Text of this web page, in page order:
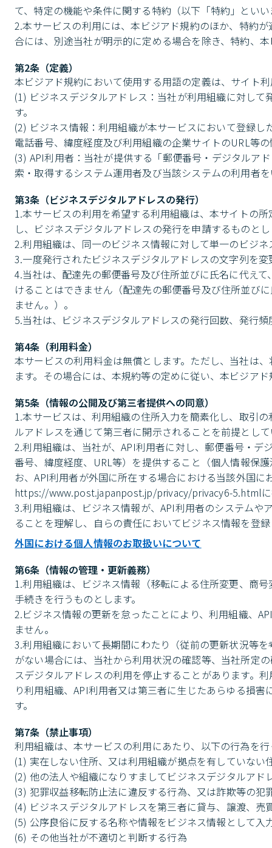
て、特定の機能や条件に関する特約（以下「特約」とい
2.本サービスの利用には、本ビジアド規約のほか、特約
合には、別途当社が明示的に定める場合を除き、特約、
第2条（定義）
本ビジアド規約において使用する用語の定義は、サイト
(1) ビジネスデジタルアドレス：当社が利用組織に対し
す。
(2) ビジネス情報：利用組織が本サービスにおいて登録
電話番号、緯度経度及び利用組織の企業サイトのURL等
(3) API利用者：当社が提供する「郵便番号・デジタルア
索・取得するシステム運用者及び当該システムの利用者
第3条（ビジネスデジタルアドレスの発行）
1.本サービスの利用を希望する利用組織は、本サイトの
し、ビジネスデジタルアドレスの発行を申請するものと
2.利用組織は、同一のビジネス情報に対して単一のビジ
3.一度発行されたビジネスデジタルアドレスの文字列を
4.当社は、配達先の郵便番号及び住所並びに氏名に代え
けることはできません（配達先の郵便番号及び住所並び
ません。）。
5.当社は、ビジネスデジタルアドレスの発行回数、発行
第4条（利用料金）
本サービスの利用料金は無償とします。ただし、当社は
ます。その場合には、本規約等の定めに従い、本ビジア
第5条（情報の公開及び第三者提供への同意）
1.本サービスは、利用組織の住所入力を簡素化し、取引
ルアドレスを通じて第三者に開示されることを前提とし
2.利用組織は、当社が、API利用者に対し、郵便番号・
番号、緯度経度、URL等）を提供すること（個人情報保
お、API利用者が外国に所在する場合における当該外国
https://www.post.japanpost.jp/privacy/privacy6-5.htmlに
3.利用組織は、ビジネス情報が、API利用者のシステム
ることを理解し、自らの責任においてビジネス情報を登
外国における個人情報のお取扱いについて
第6条（情報の管理・更新義務）
1.利用組織は、ビジネス情報（移転による住所変更、商
手続きを行うものとします。
2.ビジネス情報の更新を怠ったことにより、利用組織、
ません。
3.利用組織において長期間にわたり（従前の更新状況等
がない場合には、当社から利用状況の確認等、当社所定
スデジタルアドレスの利用を停止することがあります。
り利用組織、API利用者又は第三者に生じたあらゆる損
す。
第7条（禁止事項）
利用組織は、本サービスの利用にあたり、以下の行為を
(1) 実在しない住所、又は利用組織が拠点を有していない
(2) 他の法人や組織になりすましてビジネスデジタルアド
(3) 犯罪収益移転防止法に違反する行為、又は詐欺等の
(4) ビジネスデジタルアドレスを第三者に貸与、譲渡、売
(5) 公序良俗に反する名称や情報をビジネス情報として入
(6) その他当社が不適切と判断する行為